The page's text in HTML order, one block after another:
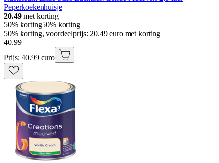
Peperkoekenhuisje
20.49 met korting
50% korting50% korting
50% korting, voordeelprijs: 20.49 euro met korting
40.99
Prijs: 40.99 euro